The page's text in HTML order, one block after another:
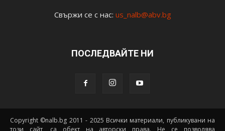
Свържи се с нас: us_nalb@abv.bg
ПОСЛЕДВАЙТЕ НИ
Copyright ©nalb.bg 2011 - 2025 Всички материали, публикувани на
този сайт, са обект на авторски права. Не се позволява